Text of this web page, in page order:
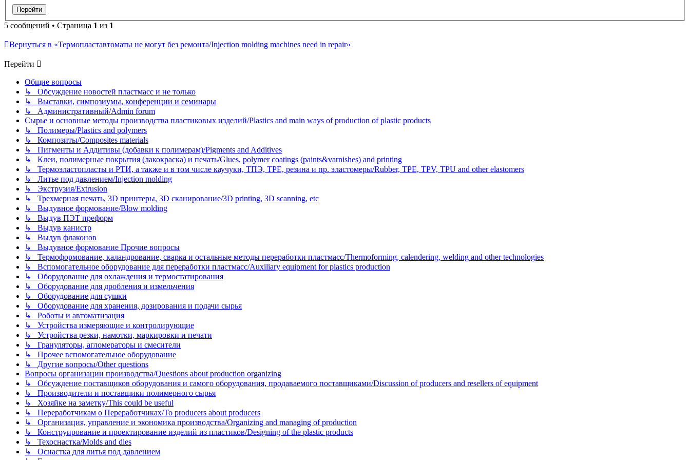
5 сообщений • Страница 1 из 1
Вернуться в «Термопластавтоматы не могут без ремонта/Injection molding machines need in repair»
Перейти
Общие вопросы
↳ Обсуждение новостей пластмасс и не только
↳ Выставки, симпозиумы, конференции и семинары
↳ Административный/Admin forum
Сырье и основные методы производства пластиковых изделий/Plastics and main ways of production of plastic products
↳ Полимеры/Plastics and polymers
↳ Композиты/Сomposites materials
↳ Пигменты и Аддитивы (добавки к полимерам)/Pigments and Additives
↳ Клеи, полимерные покрытия (лакокраска) и печать/Glues, polymer coatings (paints&varnishes) and printing
↳ Термоэластопласты и РТИ, а также и в том числе каучуки, ТПЭ, TPE, резина и пр. эластомеры/Rubber, TPE, TPV, TPU and other elastomers
↳ Литье под давлением/Injection molding
↳ Экструзия/Extrusion
↳ Трехмерная печать, 3D принтеры, 3D сканирование/3D printing, 3D scanning, etc
↳ Выдувное формование/Blow molding
↳ Выдув ПЭТ преформ
↳ Выдув канистр
↳ Выдув флаконов
↳ Выдувное формование Прочие вопросы
↳ Термоформование, каландрование, сварка и остальные методы переработки пластмасс/Thermoforming, calendering, welding and other technologies
↳ Вспомогательное оборудование для переработки пластмасс/Auxiliary equipment for plastics production
↳ Оборудование для охлаждения и термостатирования
↳ Оборудование для дробления и измельчения
↳ Оборудование для сушки
↳ Оборудование для хранения, дозирования и подачи сырья
↳ Роботы и автоматизация
↳ Устройства измеряющие и контролирующие
↳ Устройства резки, намотки, маркировки и печати
↳ Грануляторы, агломераторы и смесители
↳ Прочее вспомогательное оборудование
↳ Другие вопросы/Other questions
Вопросы организации производства/Questions about production organizing
↳ Обсуждение поставщиков оборудования и самого оборудования, продаваемого поставщиками/Discussion of producers and resellers of equipment
↳ Производители и поставщики полимерного сырья
↳ Хозяйке на заметку/This could be useful
↳ Переработчикам о Переработчиках/To producers about producers
↳ Организация, управление и экономика производства/Organizing and managing of production
↳ Конструирование и проектирование изделий из пластиков/Designing of the plastic products
↳ Техоснастка/Molds and dies
↳ Оснастка для литья под давлением